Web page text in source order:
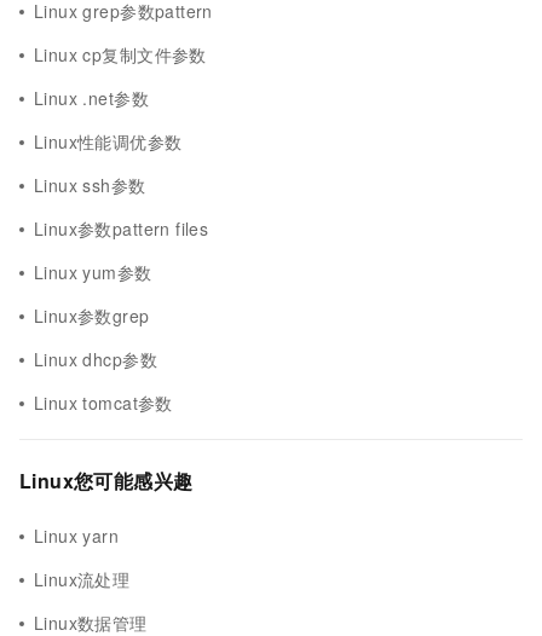
Linux grep参数pattern
Linux cp复制文件参数
Linux .net参数
Linux性能调优参数
Linux ssh参数
Linux参数pattern files
Linux yum参数
Linux参数grep
Linux dhcp参数
Linux tomcat参数
Linux您可能感兴趣
Linux yarn
Linux流处理
Linux数据管理